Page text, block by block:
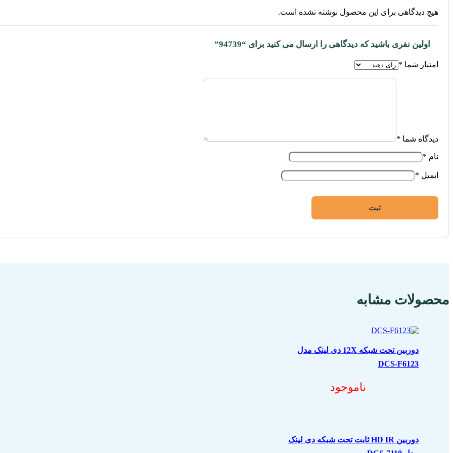
هیچ دیدگاهی برای این محصول نوشته نشده است.
اولین نفری باشید که دیدگاهی را ارسال می کنید برای “94739”
امتیاز شما *
دیدگاه شما *
نام *
ایمیل *
محصولات مشابه
دوربین تحت شبکه 12X دی لینک مدل
DCS-F6123
ناموجود
دوربین HD IR ثابت تحت شبکه دی لینک